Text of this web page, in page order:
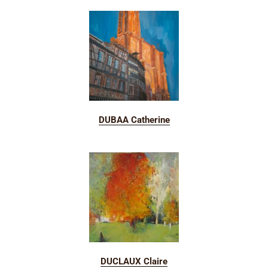
DUBAA Catherine
DUCLAUX Claire